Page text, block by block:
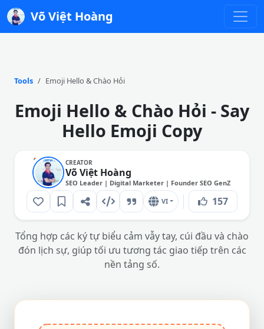
Võ Việt Hoàng
Tools Emoji Hello & Chào Hỏi
Emoji Hello & Chào Hỏi - Say
Hello Emoji Copy
CREATOR
Võ Việt Hoàng
SEO Leader | Digital Marketer | Founder SEO GenZ
VI 157
Tổng hợp các ký tự biểu cảm vẫy tay, cúi đầu và chào
đón lịch sự, giúp tối ưu tương tác giao tiếp trên các
nền tảng số.